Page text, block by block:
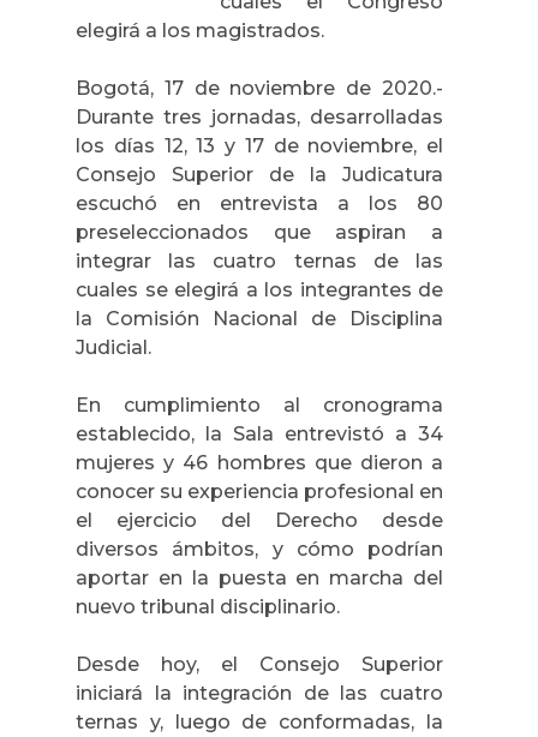
elegirá a los magistrados.
Bogotá, 17 de noviembre de 2020.-
Durante tres jornadas, desarrolladas
los días 12, 13 y 17 de noviembre, el
Consejo Superior de la Judicatura
escuchó en entrevista a los 80
preseleccionados que aspiran a
integrar las cuatro ternas de las
cuales se elegirá a los integrantes de
la Comisión Nacional de Disciplina
Judicial.
En cumplimiento al cronograma
establecido, la Sala entrevistó a 34
mujeres y 46 hombres que dieron a
conocer su experiencia profesional en
el ejercicio del Derecho desde
diversos ámbitos, y cómo podrían
aportar en la puesta en marcha del
nuevo tribunal disciplinario.
Desde hoy, el Consejo Superior
iniciará la integración de las cuatro
ternas y, luego de conformadas, la